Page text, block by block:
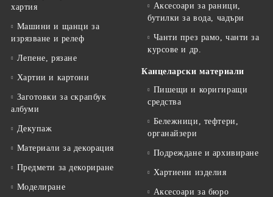
хартия
Машини и щанци за
изрязване и релеф
Лепене, рязане
Хартии и картони
Заготовки за скрапбук
албуми
Декупаж
Материали за декорация
Предмети за декориране
Моделиране
Аксесоари за раници,
бутилки за вода, чадъри
Чанти през рамо, чанти за
курсове и др.
Канцеларски материали
Пишещи и коригиращи
средства
Бележници, тефтери,
органайзери
Подреждане и архивиране
Хартиени изделия
Аксесоари за бюро